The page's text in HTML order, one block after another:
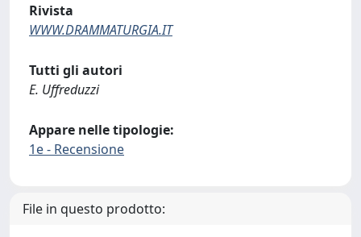
Rivista
WWW.DRAMMATURGIA.IT
Tutti gli autori
E. Uffreduzzi
Appare nelle tipologie:
1e - Recensione
File in questo prodotto: